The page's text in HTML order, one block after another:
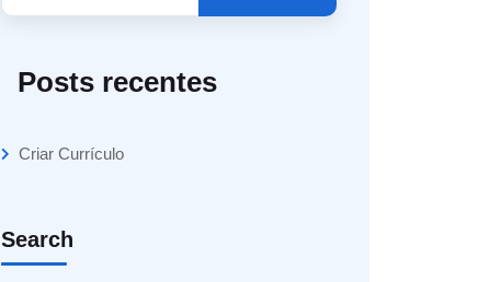
Posts recentes
Criar Currículo
Search